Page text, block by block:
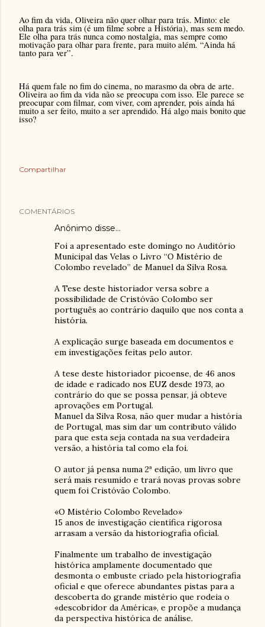
Ao fim da vida, Oliveira não quer olhar para trás. Minto: ele
olha para trás sim (é um filme sobre a História), mas sem medo.
Ele olha para trás nunca como nostalgia, mas sempre como
motivação para olhar para frente, para muito além. “Ainda há
tanto para ver”.
Há quem fale no fim do cinema, no marasmo da obra de arte.
Oliveira ao fim da vida não se preocupa com isso. Ele parece se
preocupar com filmar, com viver, com aprender, pois ainda há
muito a ser feito, muito a ser aprendido. Há algo mais bonito que
isso?
Compartilhar
COMENTÁRIOS
Anônimo disse…
Foi a apresentado este domingo no Auditório
Municipal das Velas o Livro “O Mistério de
Colombo revelado” de Manuel da Silva Rosa.
A Tese deste historiador versa sobre a
possibilidade de Cristóvão Colombo ser
português ao contrário daquilo que nos conta a
história.
A explicação surge baseada em documentos e
em investigações feitas pelo autor.
A tese deste historiador picoense, de 46 anos
de idade e radicado nos EUZ desde 1973, ao
contrário do que se possa pensar, já obteve
aprovações em Portugal.
Manuel da Silva Rosa, não quer mudar a história
de Portugal, mas sim dar um contributo válido
para que esta seja contada na sua verdadeira
versão, a história tal como ela foi.
O autor já pensa numa 2ª edição, um livro que
será mais resumido e trará novas provas sobre
quem foi Cristóvão Colombo.
«O Mistério Colombo Revelado»
15 anos de investigação científica rigorosa
arrasam a versão da historiografia oficial.
Finalmente um trabalho de investigação
histórica amplamente documentado que
desmonta o embuste criado pela historiografia
oficial e que oferece abundantes pistas para a
descoberta do grande mistério que rodeia o
«descobridor da América», e propõe a mudança
da perspectiva histórica de análise.